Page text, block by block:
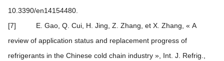
10.3390/en14154480.
[7] E. Gao, Q. Cui, H. Jing, Z. Zhang, et X. Zhang, « A
review of application status and replacement progress of
refrigerants in the Chinese cold chain industry », Int. J. Refrig.,